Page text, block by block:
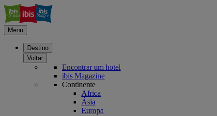
Menu
Destino
Voltar
Encontrar um hotel
ibis Magazine
Continente
Africa
Ásia
Europa